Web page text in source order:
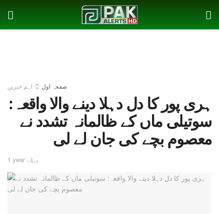
صفحہ اول اہم خبریں
ہری پور کا دل دہلا دینے والا واقعہ:
سوتیلی ماں کے ظالمانہ تشدد نے
معصوم بچے کی جان لے لی
1 year پہلے